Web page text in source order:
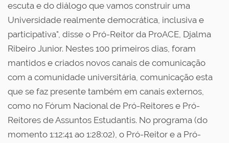
escuta e do diálogo que vamos construir uma
Universidade realmente democrática, inclusiva e
participativa", disse o Pró-Reitor da ProACE, Djalma
Ribeiro Junior. Nestes 100 primeiros dias, foram
mantidos e criados novos canais de comunicação
com a comunidade universitária, comunicação esta
que se faz presente também em canais externos,
como no Fórum Nacional de Pró-Reitores e Pró-
Reitores de Assuntos Estudantis. No programa (do
momento 1:12:41 ao 1:28:02), o Pró-Reitor e a Pró-